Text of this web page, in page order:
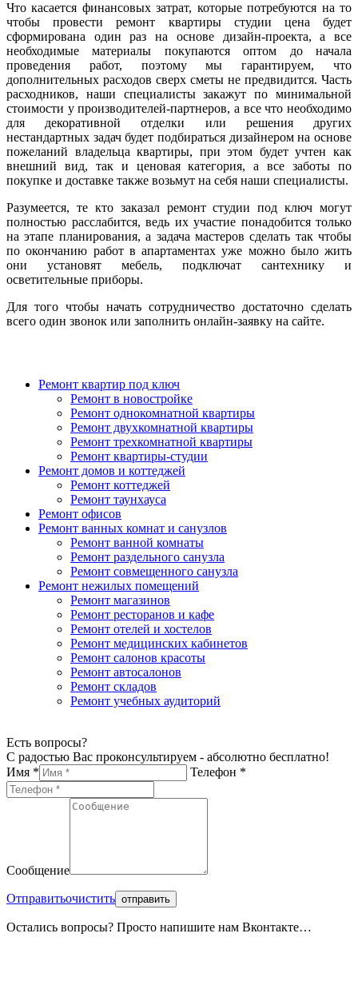
Что касается финансовых затрат, которые потребуются на то
чтобы провести ремонт квартиры студии цена будет
сформирована один раз на основе дизайн-проекта, а все
необходимые материалы покупаются оптом до начала
проведения работ, поэтому мы гарантируем, что
дополнительных расходов сверх сметы не предвидится. Часть
расходников, наши специалисты закажут по минимальной
стоимости у производителей-партнеров, а все что необходимо
для декоративной отделки или решения других
нестандартных задач будет подбираться дизайнером на основе
пожеланий владельца квартиры, при этом будет учтен как
внешний вид, так и ценовая категория, а все заботы по
покупке и доставке также возьмут на себя наши специалисты.
Разумеется, те кто заказал ремонт студии под ключ могут
полностью расслабится, ведь их участие понадобится только
на этапе планирования, а задача мастеров сделать так чтобы
по окончанию работ в апартаментах уже можно было жить
они установят мебель, подключат сантехнику и
осветительные приборы.
Для того чтобы начать сотрудничество достаточно сделать
всего один звонок или заполнить онлайн-заявку на сайте.
Ремонт квартир под ключ
Ремонт в новостройке
Ремонт однокомнатной квартиры
Ремонт двухкомнатной квартиры
Ремонт трехкомнатной квартиры
Ремонт квартиры-студии
Ремонт домов и коттеджей
Ремонт коттеджей
Ремонт таунхауса
Ремонт офисов
Ремонт ванных комнат и санузлов
Ремонт ванной комнаты
Ремонт раздельного санузла
Ремонт совмещенного санузла
Ремонт нежилых помещений
Ремонт магазинов
Ремонт ресторанов и кафе
Ремонт отелей и хостелов
Ремонт медицинских кабинетов
Ремонт салонов красоты
Ремонт автосалонов
Ремонт складов
Ремонт учебных аудиторий
Есть вопросы?
С радостью Вас проконсультируем - абсолютно бесплатно!
Имя *
Телефон *
Сообщение
Отправитьочистить
Остались вопросы? Просто напишите нам Вконтакте…